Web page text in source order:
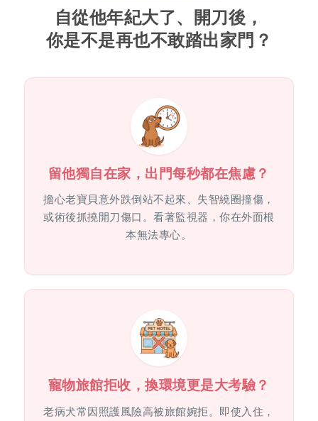
自從他年紀大了、開刀後，
你是不是再也不敢踏出家門？
留他獨自在家，出門每秒都在焦慮？
擔心老寶貝意外跌倒站不起來、失智繞圈撞傷，
或術後抓撓開刀傷口。看著監視器，你在外面根
本無法專心。
寵物旅館拒收，換環境更是大考驗？
老病犬常因照護風險高被旅館婉拒。即使入住，